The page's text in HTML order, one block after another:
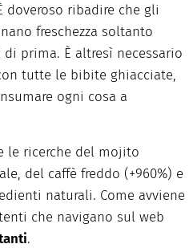
doveroso ribadire che gli
freschezza soltanto
prima. È altresì necessario
tutte le bibite ghiacciate,
ogni cosa a
le ricerche del mojito
del caffè freddo (+960%) e
naturali. Come avviene
che navigano sul web
.